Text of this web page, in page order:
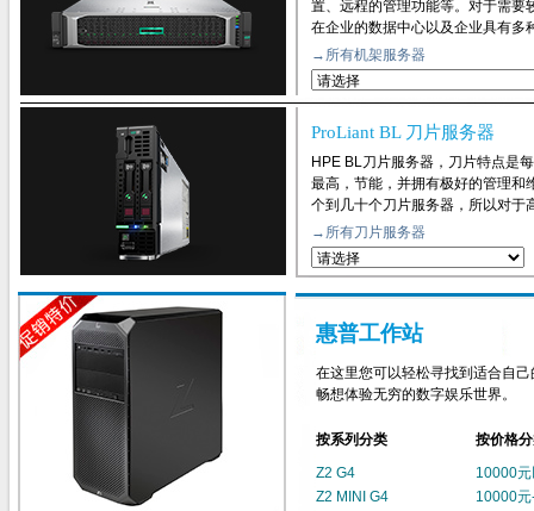
置、远程的管理功能等。对于需要
在企业的数据中心以及企业具有多
→所有机架服务器
ProLiant BL 刀片服务器
HPE BL刀片服务器，刀片特点是
最高，节能，并拥有极好的管理和
个到几十个刀片服务器，所以对于
→所有刀片服务器
惠普工作站
在这里您可以轻松寻找到适合自
畅想体验无穷的数字娱乐世界。
按系列分类
按价格
Z2 G4
10000
Z2 MINI G4
10000